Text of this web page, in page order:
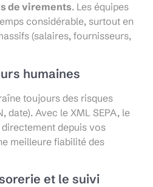
de virements. Les équipes
considérable, surtout en
(salaires, fournisseurs,
humaines
toujours des risques
date). Avec le XML SEPA, le
depuis vos
meilleure fiabilité des
et le suivi